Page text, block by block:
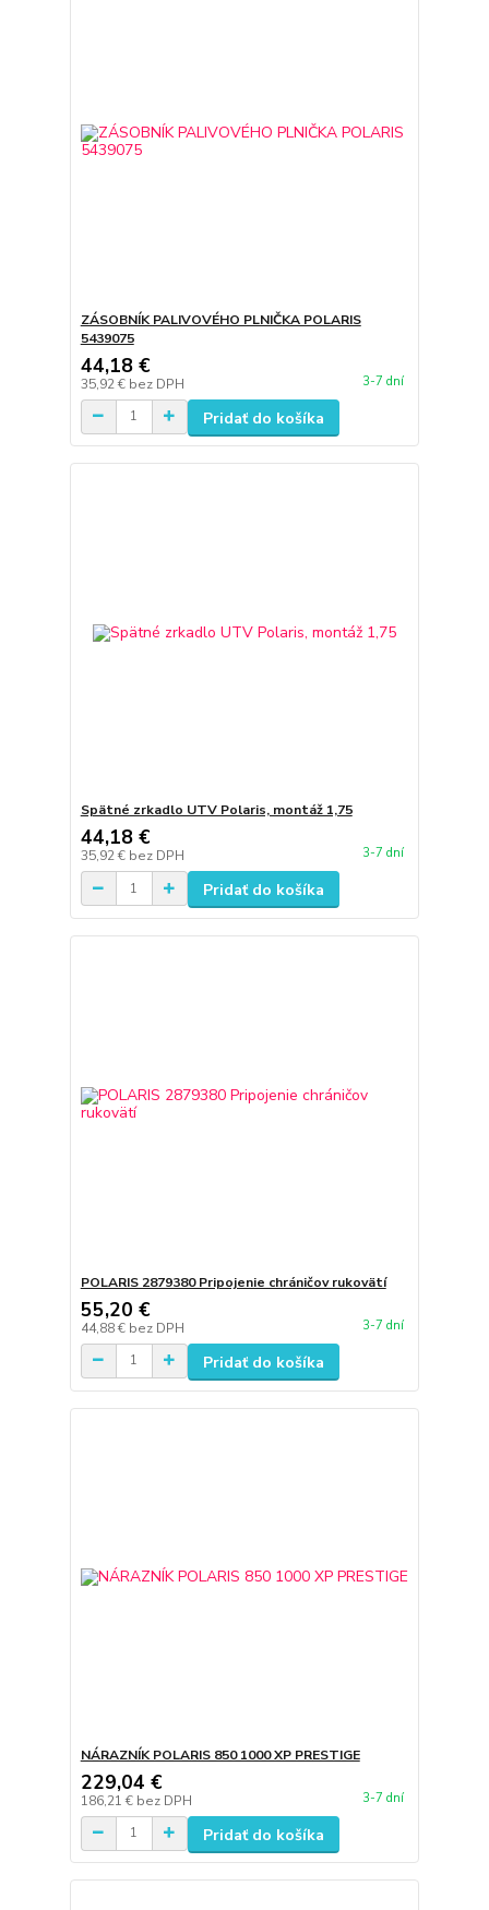
ZÁSOBNÍK PALIVOVÉHO PLNIČKA POLARIS
5439075
44,18 €
35,92 € bez DPH 3-7 dní
Pridať do košíka
Spätné zrkadlo UTV Polaris, montáž 1,75
44,18 €
35,92 € bez DPH 3-7 dní
Pridať do košíka
POLARIS 2879380 Pripojenie chráničov rukovätí
55,20 €
44,88 € bez DPH 3-7 dní
Pridať do košíka
NÁRAZNÍK POLARIS 850 1000 XP PRESTIGE
229,04 €
186,21 € bez DPH 3-7 dní
Pridať do košíka